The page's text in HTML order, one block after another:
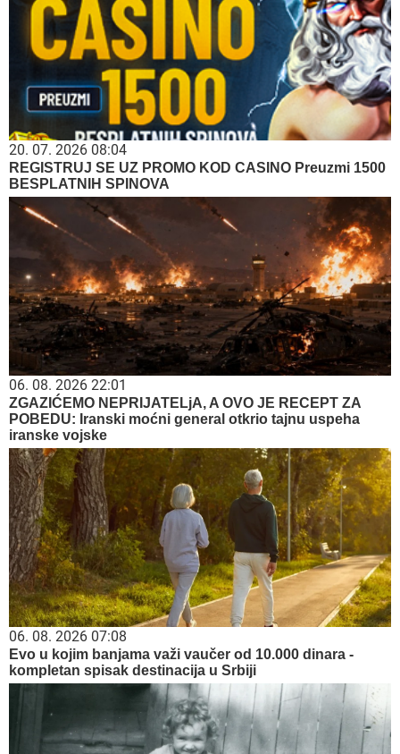
20. 07. 2026 08:04
REGISTRUJ SE UZ PROMO KOD CASINO Preuzmi 1500
BESPLATNIH SPINOVA
06. 08. 2026 22:01
ZGAZIĆEMO NEPRIJATELjA, A OVO JE RECEPT ZA
POBEDU: Iranski moćni general otkrio tajnu uspeha
iranske vojske
06. 08. 2026 07:08
Evo u kojim banjama važi vaučer od 10.000 dinara -
kompletan spisak destinacija u Srbiji